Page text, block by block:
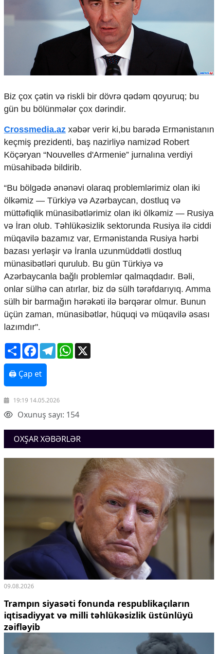
Təhlil
Geosiyasi
İqtisadi
Sosioloji
Multimedia
Foto
İnfoqrafika
Podcast
Humanitar
Mədəniyyət
Diaspor
Yüksəliş hekayəsi
Mədəniyyətimizin Zəfəri
Zəfər Diasporu
Səhiyyə
Ailə və uşaq
Turizm
İqtisadiyyat
İqtisadi xəbərlər
Energetika
Neft-qaz
Kənd təsərrüfatı
Hərbi sənaye
Telekommunikasiya və nəqliyyat
COP29
Cəmiyyət
Crossmedia.az - 1 yaş
Məhkəmə və hüquq
Ekologiya
Zəfər - 5
Gənclər və İdman
Sağlamlıq
Mənəvi dəyərlər
Texnologiya
Mətbuat-150
Əlaqə
Missiyamız
Biz çox çətin və riskli bir dövrə qədəm qoyuruq; bu
gün bu bölünmələr çox dərindir.
Crossmedia.az xəbər verir ki,bu barədə Ermənistanın
keçmiş prezidenti, baş nazirliyə namizəd Robert
Köçəryan “Nouvelles d'Armenie” jurnalına verdiyi
müsahibədə bildirib.
“Bu bölgədə ənənəvi olaraq problemlərimiz olan iki
ölkəmiz — Türkiyə və Azərbaycan, dostluq və
müttəfiqlik münasibətlərimiz olan iki ölkəmiz — Rusiya
və İran olub. Təhlükəsizlik sektorunda Rusiya ilə ciddi
müqavilə bazamız var, Ermənistanda Rusiya hərbi
bazası yerləşir və İranla uzunmüddətli dostluq
münasibətləri qurulub. Bu gün Türkiyə və
Azərbaycanla bağlı problemlər qalmaqdadır. Bəli,
onlar sülhə can atırlar, biz də sülh tərəfdarıyıq. Amma
sülh bir barmağın hərəkəti ilə bərqərar olmur. Bunun
üçün zaman, münasibətlər, hüquqi və müqavilə əsası
lazımdır".
ShareFacebookTelegramWhatsApp
🖨 Çap et
19:19 14.05.2026
Oxunuş sayı: 154
OXŞAR XƏBƏRLƏR
09.08.2026
Trampın siyasəti fonunda respublikaçıların
iqtisadiyyat və milli təhlükəsizlik üstünlüyü
zəifləyib